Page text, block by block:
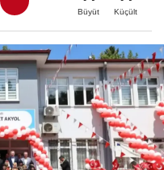
Büyüt Küçült